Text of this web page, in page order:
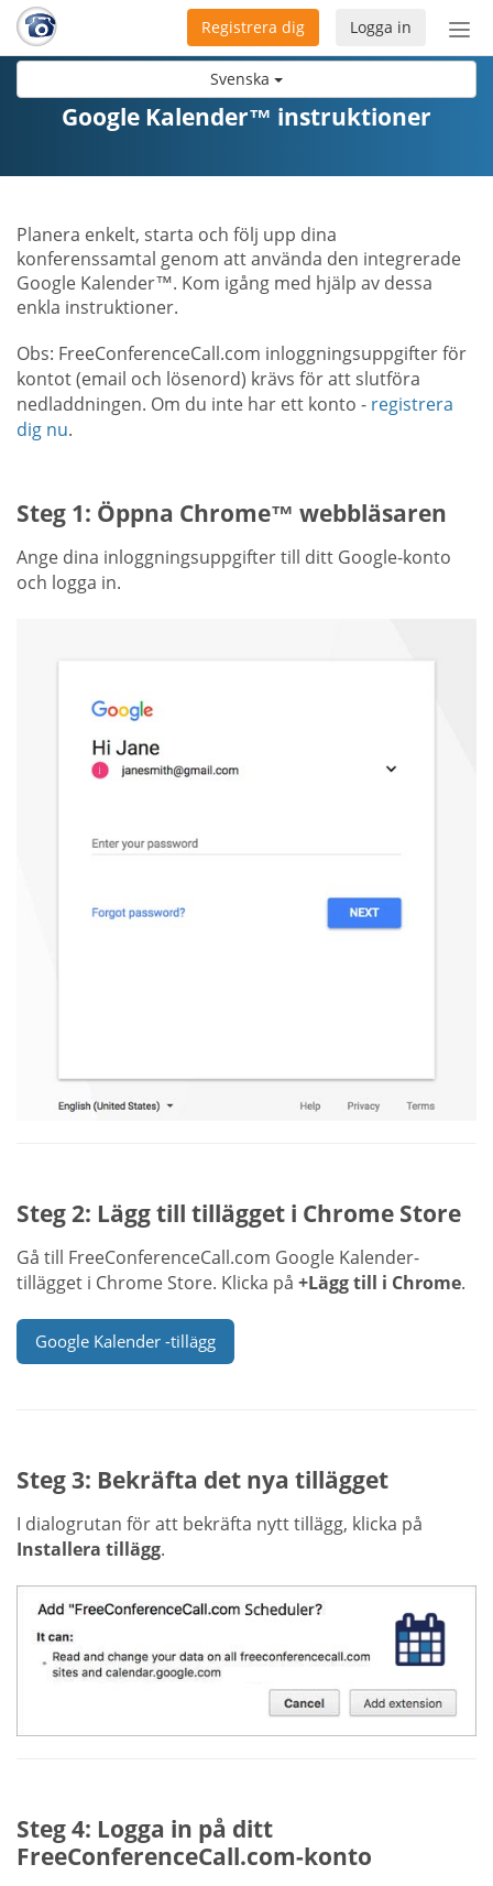
Svenska
Logga in
Registrera dig
Google Kalender™ instruktioner
Planera enkelt, starta och följ upp dina
konferenssamtal genom att använda den integrerade
Google Kalender™. Kom igång med hjälp av dessa
enkla instruktioner.
Obs: FreeConferenceCall.com inloggningsuppgifter för
kontot (email och lösenord) krävs för att slutföra
nedladdningen. Om du inte har ett konto - registrera
dig nu.
Steg 1: Öppna Chrome™ webbläsaren
Ange dina inloggningsuppgifter till ditt Google-konto
och logga in.
Steg 2: Lägg till tillägget i Chrome Store
Gå till FreeConferenceCall.com Google Kalender-
tillägget i Chrome Store. Klicka på +Lägg till i Chrome.
Google Kalender -tillägg
Steg 3: Bekräfta det nya tillägget
I dialogrutan för att bekräfta nytt tillägg, klicka på
Installera tillägg.
Steg 4: Logga in på ditt
FreeConferenceCall.com-konto